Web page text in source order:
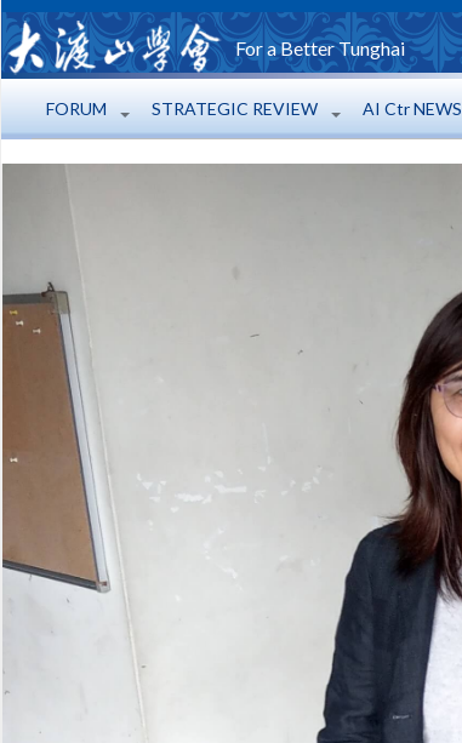
For a Better Tunghai
FORUM STRATEGIC REVIEW AI Ctr NEWS